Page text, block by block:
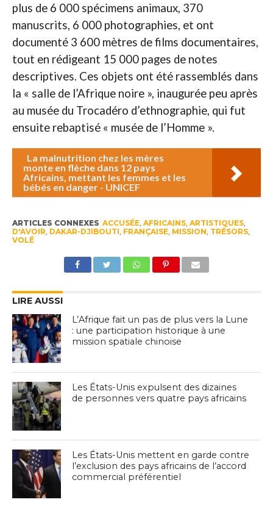
plus de 6 000 spécimens animaux, 370
manuscrits, 6 000 photographies, et ont
documenté 3 600 mètres de films documentaires,
tout en rédigeant 15 000 pages de notes
descriptives. Ces objets ont été rassemblés dans
la « salle de l’Afrique noire », inaugurée peu après
au musée du Trocadéro d’ethnographie, qui fut
ensuite rebaptisé « musée de l’Homme ».
La malnutrition chez les mères
monte en flèche dans 12 pays
Africains, mettant les femmes et les
bébés en danger - UNICEF
ARTICLES CONNEXES ACCUSÉE, AFRICAINS, ARTISTIQUES,
D'AVOIR DAKAR-DJIBOUTI FRANÇAISE, MISSION TRÉSORS,
VOLÉ
LIRE AUSSI
L’Afrique fait un pas de plus vers la Lune
: une participation historique à une
mission spatiale chinoise
Les États-Unis expulsent des dizaines
de personnes vers quatre pays africains
Les États-Unis mettent en garde contre
l’exclusion des pays africains de l’accord
commercial préférentiel